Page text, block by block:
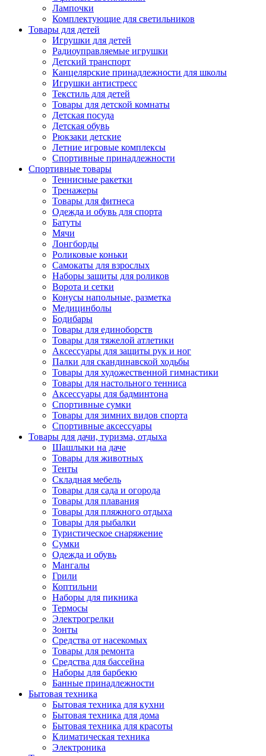
Лампочки
Комплектующие для светильников
Товары для детей
Игрушки для детей
Радиоуправляемые игрушки
Детский транспорт
Канцелярские принадлежности для школы
Игрушки антистресс
Текстиль для детей
Товары для детской комнаты
Детская посуда
Детская обувь
Рюкзаки детские
Летние игровые комплексы
Спортивные принадлежности
Спортивные товары
Теннисные ракетки
Тренажеры
Товары для фитнеса
Одежда и обувь для спорта
Батуты
Мячи
Лонгборды
Роликовые коньки
Самокаты для взрослых
Наборы защиты для роликов
Ворота и сетки
Конусы напольные, разметка
Медицинболы
Бодибары
Товары для единоборств
Товары для тяжелой атлетики
Аксессуары для защиты рук и ног
Палки для скандинавской ходьбы
Товары для художественной гимнастики
Товары для настольного тенниса
Аксессуары для бадминтона
Спортивные сумки
Товары для зимних видов спорта
Спортивные аксессуары
Товары для дачи, туризма, отдыха
Шашлыки на даче
Товары для животных
Тенты
Складная мебель
Товары для сада и огорода
Товары для плавания
Товары для пляжного отдыха
Товары для рыбалки
Туристическое снаряжение
Сумки
Одежда и обувь
Мангалы
Грили
Коптильни
Наборы для пикника
Термосы
Электрогрелки
Зонты
Средства от насекомых
Товары для ремонта
Средства для бассейна
Наборы для барбекю
Банные принадлежности
Бытовая техника
Бытовая техника для кухни
Бытовая техника для дома
Бытовая техника для красоты
Климатическая техника
Электроника